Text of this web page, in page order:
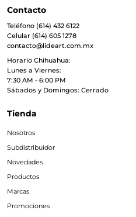
Contacto
Teléfono (614) 432 6122
Celular (614) 605 1278
contacto@lideart.com.mx
Horario Chihuahua:
Lunes a Viernes:
7:30 AM - 6:00 PM
Sábados y Domingos: Cerrado
Tienda
Nosotros
Subdistribuidor
Novedades
Productos
Marcas
Promociones